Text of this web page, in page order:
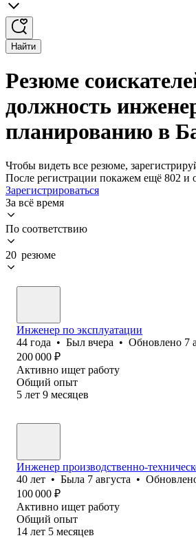
Найти
Резюме
должность
планированию в
Чтобы видеть все резюме,
После регистрации покажем ещё 802 и
Зарегистрироваться
За всё время
По соответствию
20 резюме
Инженер по эксплуатации
44 года • Был вчера • Обновлено 7
200 000 ₽
Активно ищет работу
Общий опыт
5 лет 9 месяцев
Инженер производственно-
40 лет • Была 7 августа •
100 000 ₽
Активно ищет работу
Общий опыт
14 лет 5 месяцев